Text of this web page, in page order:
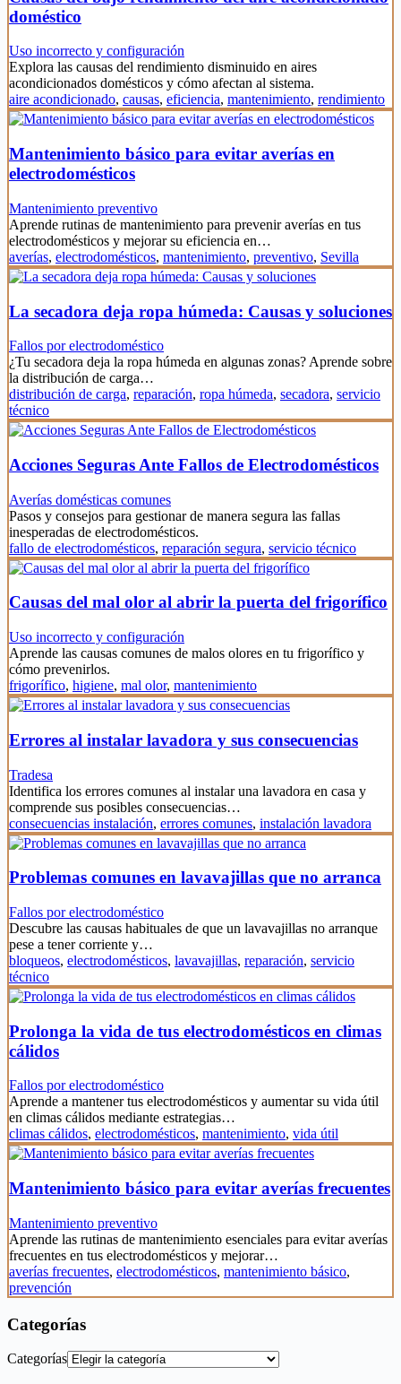
doméstico
Uso incorrecto y configuración
Explora las causas del rendimiento disminuido en aires
acondicionados domésticos y cómo afectan al sistema.
aire acondicionado, causas, eficiencia, mantenimiento, rendimiento
Mantenimiento básico para evitar averías en
electrodomésticos
Mantenimiento preventivo
Aprende rutinas de mantenimiento para prevenir averías en tus
electrodomésticos y mejorar su eficiencia en…
averías, electrodomésticos, mantenimiento, preventivo, Sevilla
La secadora deja ropa húmeda: Causas y soluciones
Fallos por electrodoméstico
¿Tu secadora deja la ropa húmeda en algunas zonas? Aprende sobre
la distribución de carga…
distribución de carga, reparación, ropa húmeda, secadora, servicio
técnico
Acciones Seguras Ante Fallos de Electrodomésticos
Averías domésticas comunes
Pasos y consejos para gestionar de manera segura las fallas
inesperadas de electrodomésticos.
fallo de electrodomésticos, reparación segura, servicio técnico
Causas del mal olor al abrir la puerta del frigorífico
Uso incorrecto y configuración
Aprende las causas comunes de malos olores en tu frigorífico y
cómo prevenirlos.
frigorífico, higiene, mal olor, mantenimiento
Errores al instalar lavadora y sus consecuencias
Tradesa
Identifica los errores comunes al instalar una lavadora en casa y
comprende sus posibles consecuencias…
consecuencias instalación, errores comunes, instalación lavadora
Problemas comunes en lavavajillas que no arranca
Fallos por electrodoméstico
Descubre las causas habituales de que un lavavajillas no arranque
pese a tener corriente y…
bloqueos, electrodomésticos, lavavajillas, reparación, servicio
técnico
Prolonga la vida de tus electrodomésticos en climas
cálidos
Fallos por electrodoméstico
Aprende a mantener tus electrodomésticos y aumentar su vida útil
en climas cálidos mediante estrategias…
climas cálidos, electrodomésticos, mantenimiento, vida útil
Mantenimiento básico para evitar averías frecuentes
Mantenimiento preventivo
Aprende las rutinas de mantenimiento esenciales para evitar averías
frecuentes en tus electrodomésticos y mejorar…
averías frecuentes, electrodomésticos, mantenimiento básico,
prevención
Categorías
Categorías